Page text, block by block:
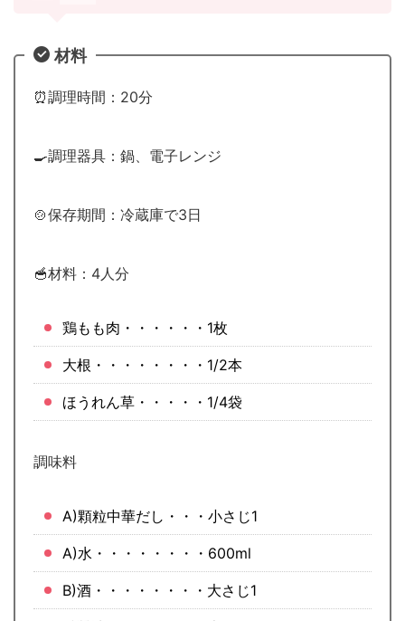
材料
⏰調理時間：20分
🍳調理器具：鍋、電子レンジ
🍲保存期間：冷蔵庫で3日
🥣材料：4人分
鶏もも肉・・・・・・1枚
大根・・・・・・・・1/2本
ほうれん草・・・・・1/4袋
調味料
A)顆粒中華だし・・・小さじ1
A)水・・・・・・・・600ml
B)酒・・・・・・・・大さじ1